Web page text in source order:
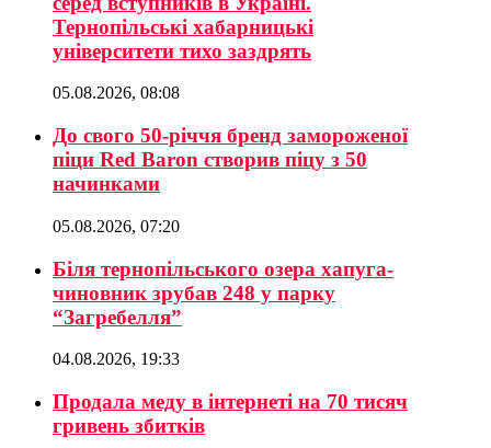
Тернопільські хабарницькі
університети тихо заздрять
05.08.2026, 08:08
До свого 50-річчя бренд замороженої
піци Red Baron створив піцу з 50
начинками
05.08.2026, 07:20
Біля тернопільського озера хапуга-
чиновник зрубав 248 у парку
“Загребелля”
04.08.2026, 19:33
Продала меду в інтернеті на 70 тисяч
гривень збитків